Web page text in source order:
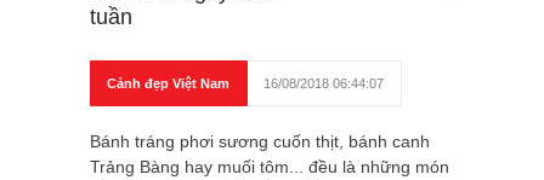
tuần
Cảnh đẹp Việt Nam 16/08/2018 06:44:07
Bánh tráng phơi sương cuốn thịt, bánh canh
Trảng Bàng hay muối tôm... đều là những món